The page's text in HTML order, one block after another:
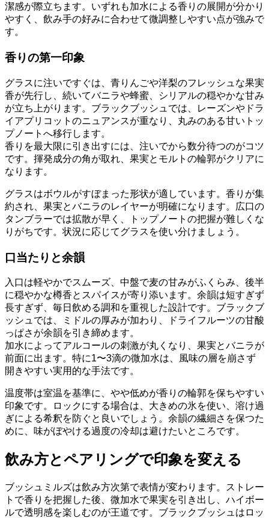
潔感が際立ちます。いずれも加水による香りの展開が分かり
やすく、飲み手の好みに合わせて微調整しやすい点が強みで
す。
香りの第一印象
グラスに注いですぐは、青りんごや洋梨のフレッシュな果実
香が先行し、続いてバニラや蜂蜜、シリアルの穏やかな甘み
が立ち上がります。ブラックブッシュでは、レーズンやドラ
イアプリコットのニュアンスが重なり、丸みのある甘いトッ
プノートへ移行します。
香りを最大限に引き出すには、注いでから数分待つのがコツ
です。揮発成分の角が取れ、果実とモルトの輪郭がクリアに
なります。
グラスはボウルがすぼまった形状が適しています。香りが集
約され、果実とバニラのレイヤーが明確になります。広口の
タンブラーでは拡散が早く、トップノートの把握が難しくな
りがちです。状況に応じてグラスを使い分けましょう。
口当たりと余韻
入口は軽やかでスムーズ、中盤で麦の甘みがふくらみ、後半
に穏やかな樽香とスパイスが寄り添います。余韻は短すぎず
長すぎず、毎日飲める調和を重視した設計です。ブラックブ
ッシュでは、ミドルの厚みが加わり、ドライフルーツの甘酸
っぱさが余韻を引き締めます。
加水によってアルコールの刺激が丸くなり、果実とバニラが
前面に出ます。特に1〜3滴の微加水は、風味の層を崩さず
開きやすい実用的な手法です。
温度帯は室温を基準に、やや低めが香りの輪郭を保ちやすい
印象です。ロックにする場合は、大きめの氷を使い、溶け過
ぎによる希釈を防ぐと良いでしょう。余韻の繊細さを保つた
めに、味がぼやける過度の冷却は避けたいところです。
飲み方とペアリングで印象を変える
ブッシュミルズは飲み方次第で表情が変わります。ストレー
トで香りを把握した後、微加水で果実を引き出し、ハイボー
ルで透明感を楽しむのが王道です。ブラックブッシュはロッ